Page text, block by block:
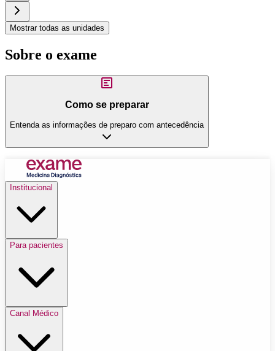
Mostrar todas as unidades
Sobre o exame
Como se preparar
Entenda as informações de preparo com antecedência
Institucional
Para pacientes
Canal Médico